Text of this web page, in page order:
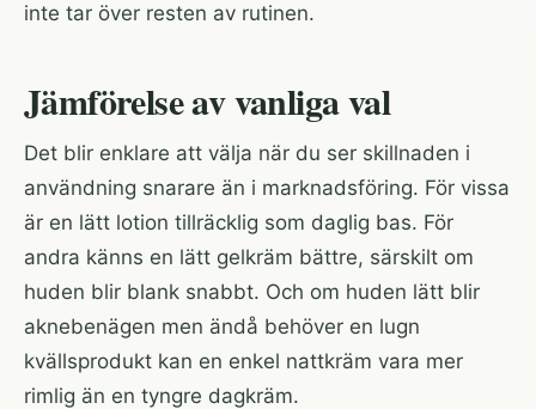
inte tar över resten av rutinen.
Jämförelse av vanliga val
Det blir enklare att välja när du ser skillnaden i
användning snarare än i marknadsföring. För vissa
är en lätt lotion tillräcklig som daglig bas. För
andra känns en lätt gelkräm bättre, särskilt om
huden blir blank snabbt. Och om huden lätt blir
aknebenägen men ändå behöver en lugn
kvällsprodukt kan en enkel nattkräm vara mer
rimlig än en tyngre dagkräm.